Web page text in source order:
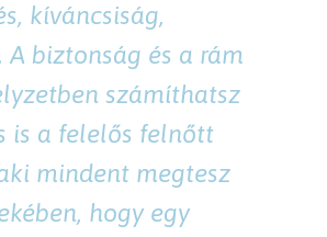
kíváncsiság,
biztonság és a rám
számíthatsz
is a felelős felnőtt
mindent megtesz
hogy egy